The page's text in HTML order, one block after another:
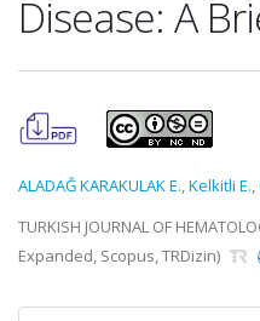
Disease: A
ALADAĞ KARAKULAK E.,Kelkitli E.,
TURKISH JOURNAL OF
Expanded, Scopus, TRDizin)